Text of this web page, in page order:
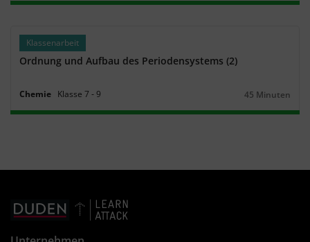
Klassenarbeit
Ordnung und Aufbau des Periodensystems (2)
Chemie Klasse 7 ‐9
Dauer:
45 Minuten